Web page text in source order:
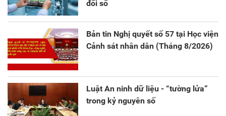
đổi số
Bản tin Nghị quyết số 57 tại Học viện
Cảnh sát nhân dân (Tháng 8/2026)
Luật An ninh dữ liệu - “tường lửa”
trong kỷ nguyên số